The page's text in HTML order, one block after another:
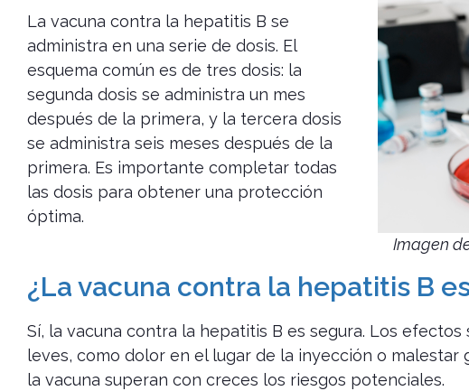
La vacuna contra la hepatitis B se
administra en una serie de dosis. El
esquema común es de tres dosis: la
segunda dosis se administra un mes
después de la primera, y la tercera dosis
se administra seis meses después de la
primera. Es importante completar todas
las dosis para obtener una protección
óptima.
Imagen
¿La vacuna contra la hepatitis B
Sí, la vacuna contra la hepatitis B es segura. Los
leves, como dolor en el lugar de la inyección o malestar
la vacuna superan con creces los riesgos potenciales.